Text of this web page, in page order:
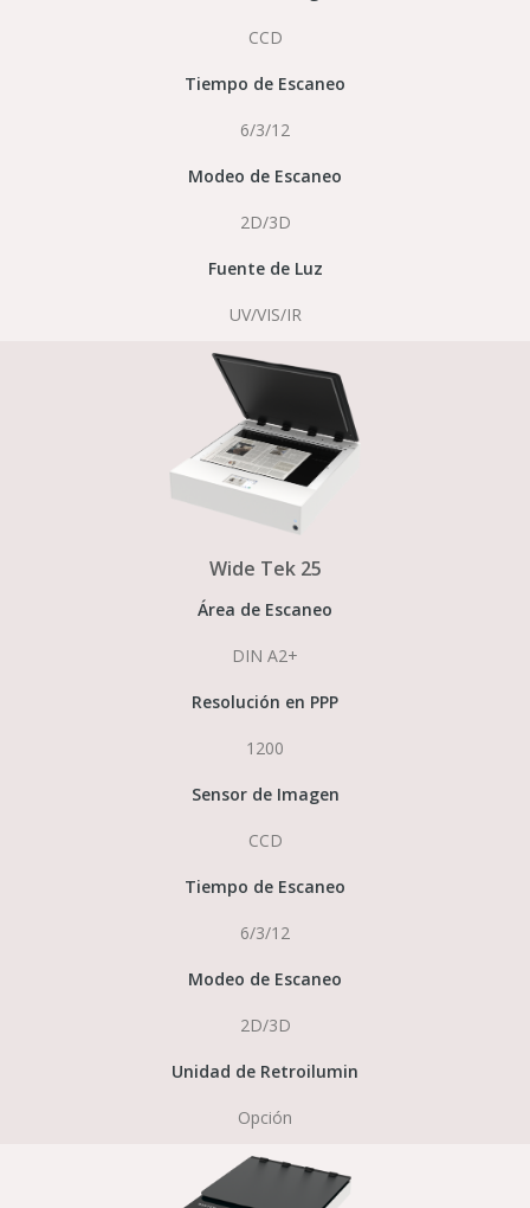
CCD
Tiempo de Escaneo
6/3/12
Modeo de Escaneo
2D/3D
Fuente de Luz
UV/VIS/IR
Wide Tek 25
Área de Escaneo
DIN A2+
Resolución en PPP
1200
Sensor de Imagen
CCD
Tiempo de Escaneo
6/3/12
Modeo de Escaneo
2D/3D
Unidad de Retroilumin
Opción